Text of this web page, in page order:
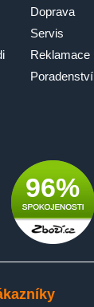
Doprava
Servis
Reklamace
Poradenství
96%